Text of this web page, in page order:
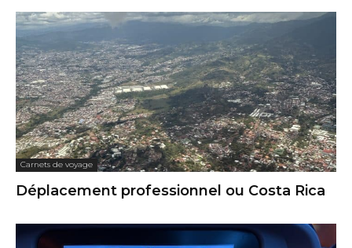
Carnets de voyage
Déplacement professionnel ou Costa Rica